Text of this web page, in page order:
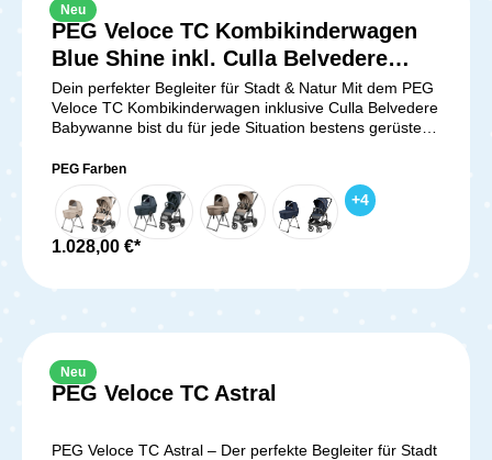
Neu
PEG Veloce TC Kombikinderwagen
Blue Shine inkl. Culla Belvedere
Babywanne
Dein perfekter Begleiter für Stadt & Natur Mit dem PEG
Veloce TC Kombikinderwagen inklusive Culla Belvedere
Babywanne bist du für jede Situation bestens gerüstet.
Natur – dieser Town & Country Kinderwagen bietet
höchsten Komfort, innovative Funktionen und ein
stilvolles Design. Maximale Flexibilität – Für jedes
Terrain geeignet Der Veloce TC (Town & Country) ist
speziell darauf ausgelegt, dir und deinem Baby eine
ermöglichen. Große Soft-Ride-Räder mit Kugellagern –
den Untergrund an 360°-schwenkbare Vorderräder –
Maximale Wendigkeit in engen Straßen oder beim
Shopping Leichter Aluminiumrahmen – Robust, stabil
Funktionen meisterst du sowohl enge Stadtwege als
PEG Farben
+4
1.028,00 €*
Neu
PEG Veloce TC Astral
PEG Veloce TC Astral – Der perfekte Begleiter für Stadt